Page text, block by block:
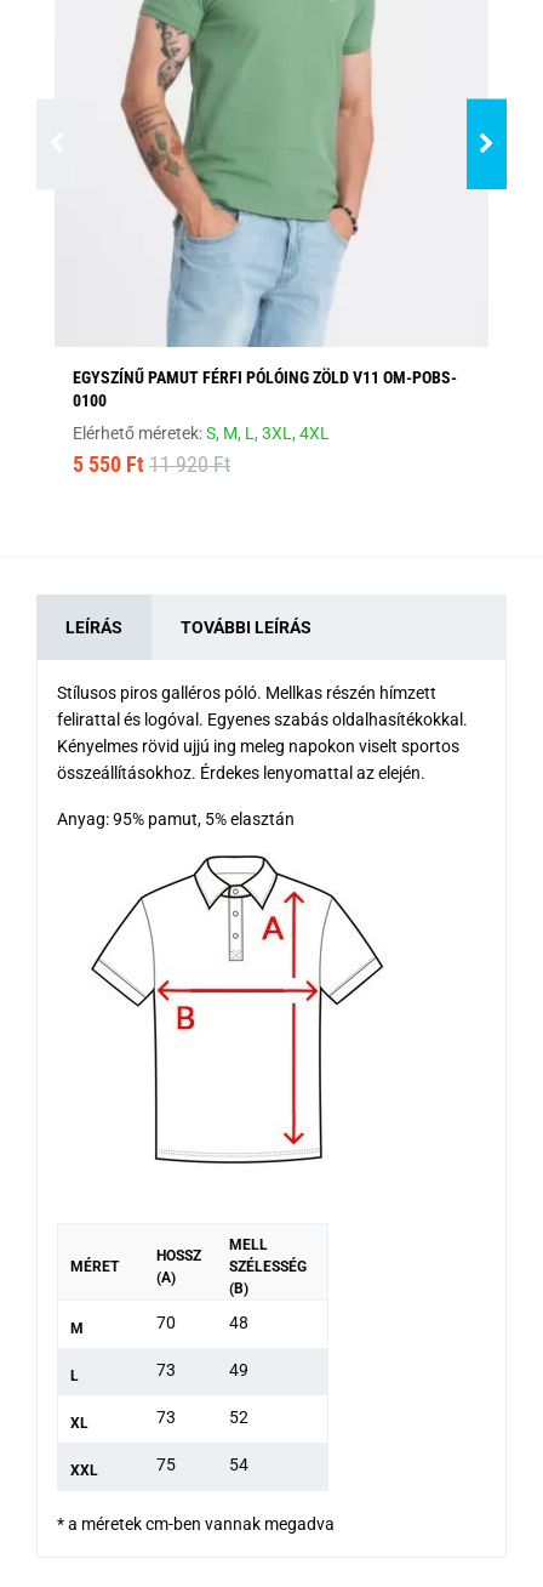
EGYSZÍNŰ PAMUT FÉRFI PÓLÓING ZÖLD V11 OM-POBS-
0100
Elérhető méretek:S, M, L,3XL,4XL
5 550 Ft 11 920 Ft
LEÍRÁS TOVÁBBI LEÍRÁS
Stílusos piros galléros póló. Mellkas részén hímzett
felirattal és logóval. Egyenes szabás oldalhasítékokkal.
Kényelmes rövid ujjú ing meleg napokon viselt sportos
összeállításokhoz. Érdekes lenyomattal az elején.
Anyag: 95% pamut, 5% elasztán
MÉRET
HOSSZ
(A)
MELL
SZÉLESSÉG
(B)
M 70 48
L 73 49
XL 73 52
XXL 75 54
* a méretek cm-ben vannak megadva